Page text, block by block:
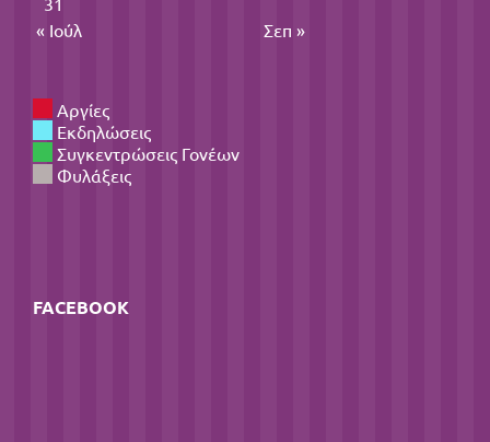
« Ιούλ
Σεπ »
Αργίες
Εκδηλώσεις
Συγκεντρώσεις Γονέων
Φυλάξεις
FACEBOOK